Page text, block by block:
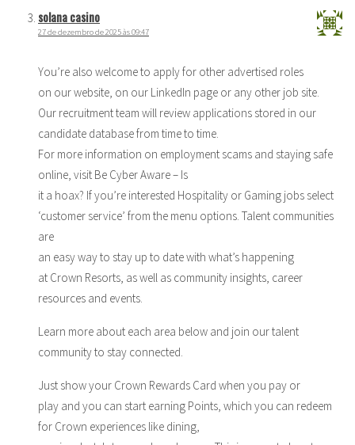
solana casino
27 de dezembro de 2025 às 09:47
You’re also welcome to apply for other advertised roles
on our website, on our LinkedIn page or any other job site.
Our recruitment team will review applications stored in our
candidate database from time to time.
For more information on employment scams and staying safe
online, visit Be Cyber Aware – Is
it a hoax? If you’re interested Hospitality or Gaming jobs select
‘customer service’ from the menu options. Talent communities
are
an easy way to stay up to date with what’s happening
at Crown Resorts, as well as community insights, career
resources and events.
Learn more about each area below and join our talent
community to stay connected.
Just show your Crown Rewards Card when you pay or
play and you can start earning Points, which you can redeem
for Crown experiences like dining,